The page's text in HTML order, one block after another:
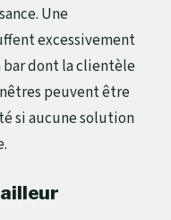
Une
excessivement
bar dont la clientèle
peuvent être
si aucune solution